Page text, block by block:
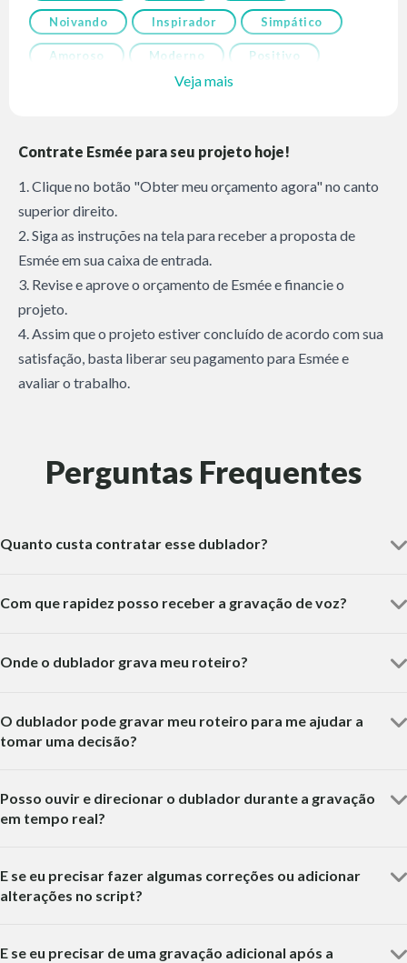
Noivando Inspirador Simpático
Amoroso Moderno Positivo
Veja mais
Contrate Esmée para seu projeto hoje!
1. Clique no botão "Obter meu orçamento agora" no canto
superior direito.
2. Siga as instruções na tela para receber a proposta de
Esmée em sua caixa de entrada.
3. Revise e aprove o orçamento de Esmée e financie o
projeto.
4. Assim que o projeto estiver concluído de acordo com sua
satisfação, basta liberar seu pagamento para Esmée e
avaliar o trabalho.
Perguntas Frequentes
Quanto custa contratar esse dublador?
Com que rapidez posso receber a gravação de voz?
Onde o dublador grava meu roteiro?
O dublador pode gravar meu roteiro para me ajudar a
tomar uma decisão?
Posso ouvir e direcionar o dublador durante a gravação
em tempo real?
E se eu precisar fazer algumas correções ou adicionar
alterações no script?
E se eu precisar de uma gravação adicional após a